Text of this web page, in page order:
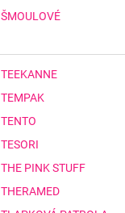
ŠMOULOVÉ
TEEKANNE
TEMPAK
TENTO
TESORI
THE PINK STUFF
THERAMED